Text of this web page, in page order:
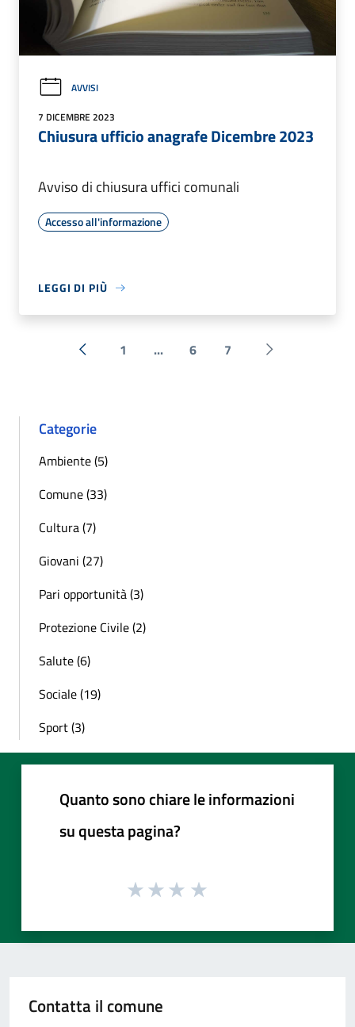
AVVISI
7 DICEMBRE 2023
Chiusura ufficio anagrafe Dicembre 2023
Avviso di chiusura uffici comunali
Accesso all'informazione
LEGGI DI PIÙ
« Precedente
1 ... 6 7 Successiva »
Categorie
Ambiente (5)
Comune (33)
Cultura (7)
Giovani (27)
Pari opportunità (3)
Protezione Civile (2)
Salute (6)
Sociale (19)
Sport (3)
Quanto sono chiare le informazioni
su questa pagina?
Contatta il comune